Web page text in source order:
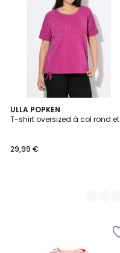
ULLA POPKEN
T-shirt oversized à col rond et
29,99 €
2
Couleurs